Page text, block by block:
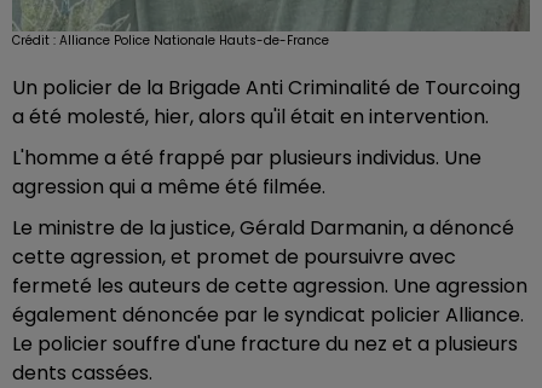
Crédit : Alliance Police Nationale Hauts-de-France
Un policier de la Brigade Anti Criminalité de Tourcoing
a été molesté, hier, alors qu'il était en intervention.
L'homme a été frappé par plusieurs individus. Une
agression qui a même été filmée.
Le ministre de la justice, Gérald Darmanin, a dénoncé
cette agression, et promet de poursuivre avec
fermeté les auteurs de cette agression. Une agression
également dénoncée par le syndicat policier Alliance.
Le policier souffre d'une fracture du nez et a plusieurs
dents cassées.